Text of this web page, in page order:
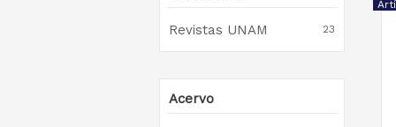
Revistas UNAM 23
Acervo